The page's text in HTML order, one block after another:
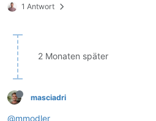
1 Antwort
2 Monaten später
masciadri
@mmodler